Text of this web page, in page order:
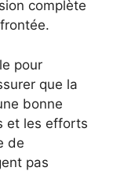
complète
pour
que la
bonne
et les efforts
de
pas